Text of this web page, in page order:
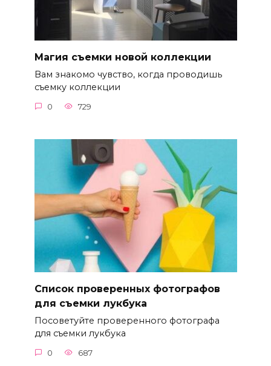
Магия съемки новой коллекции
Вам знакомо чувство, когда проводишь
съемку коллекции
0 729
Список проверенных фотографов
для съемки лукбука
Посоветуйте проверенного фотографа
для съемки лукбука
0 687